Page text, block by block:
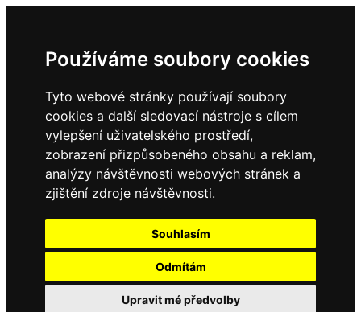
Používáme soubory cookies
Tyto webové stránky používají soubory
cookies a další sledovací nástroje s cílem
vylepšení uživatelského prostředí,
zobrazení přizpůsobeného obsahu a reklam,
analýzy návštěvnosti webových stránek a
zjištění zdroje návštěvnosti.
Souhlasím
Odmítám
Upravit mé předvolby